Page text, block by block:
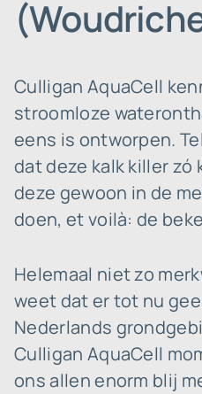
Culligan AquaCell
stroomloze
eens is ontworpen.
dat deze kalk killer
deze gewoon in de
doen, et voilà: de
Helemaal niet zo
weet dat er tot nu
Nederlands
Culligan AquaCell
ons allen enorm blij